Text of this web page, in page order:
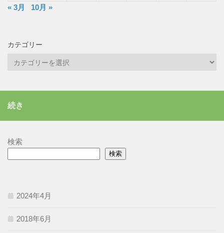
« 3月
10月 »
カテゴリー
ー
続き
検索
検索
2024年4月
2018年6月